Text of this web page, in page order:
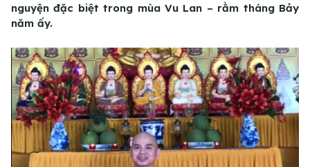
nguyện đặc biệt trong mùa Vu Lan – rằm tháng Bảy
năm ấy.